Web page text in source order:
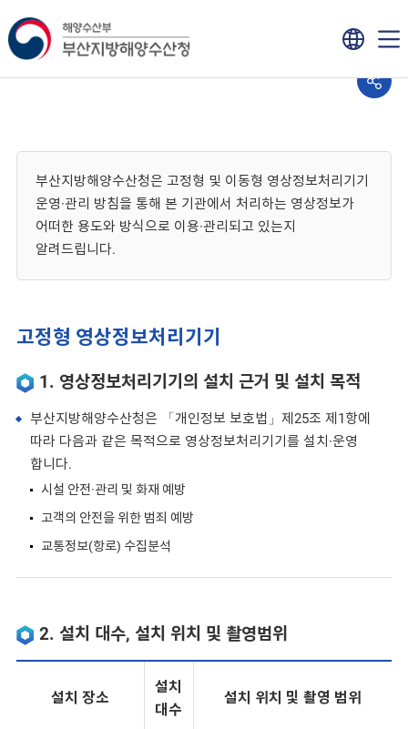
부산지방해양수산청은 고정형 및 이동형 영상정보처리기기
운영·관리 방침을 통해 본 기관에서 처리하는 영상정보가
어떠한 용도와 방식으로 이용·관리되고 있는지
알려드립니다.
고정형 영상정보처리기기
1. 영상정보처리기기의 설치 근거 및 설치 목적
부산지방해양수산청은 「개인정보 보호법」제25조 제1항에
따라 다음과 같은 목적으로 영상정보처리기기를 설치·운영
합니다.
시설 안전·관리 및 화재 예방
고객의 안전을 위한 범죄 예방
교통정보(항로) 수집분석
2. 설치 대수, 설치 위치 및 촬영범위
설치 장소
설치
대수
설치 위치 및 촬영 범위